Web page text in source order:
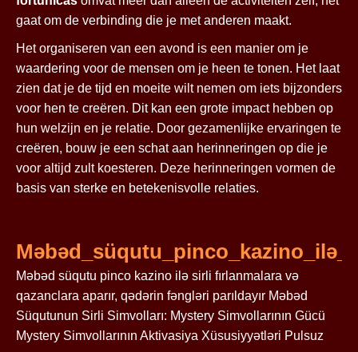
gaat om de verbinding die je met anderen maakt.
Het organiseren van een avond is een manier om je
waardering voor de mensen om je heen te tonen. Het laat
zien dat je de tijd en moeite wilt nemen om iets bijzonders
voor hen te creëren. Dit kan een grote impact hebben op
hun welzijn en je relatie. Door gezamenlijke ervaringen te
creëren, bouw je een schat aan herinneringen op die je
voor altijd zult koesteren. Deze herinneringen vormen de
basis van sterke en betekenisvolle relaties.
Məbəd süqutu pinco kazino ilə sirli fırlanmalara və
qazanclara aparır, qədərin fəngləri parıldayır Məbəd
Süqutunun Sirli Simvolları: Mystery Simvollarının Gücü
Mystery Simvollarının Aktivasiya Xüsusiyyətləri Pulsuz